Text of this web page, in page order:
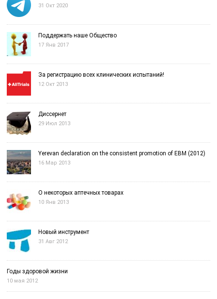
31 Окт 2020
Поддержать наше Общество
17 Янв 2017
За регистрацию всех клинических испытаний!
12 Окт 2013
Диссернет
29 Июл 2013
Yerevan declaration on the consistent promotion of EBM (2012)
16 Мар 2013
О некоторых аптечных товарах
10 Янв 2013
Новый инструмент
31 Авг 2012
Годы здоровой жизни
10 мая 2012